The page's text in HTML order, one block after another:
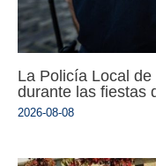
La Policía Local
durante las fiestas
2026-08-08